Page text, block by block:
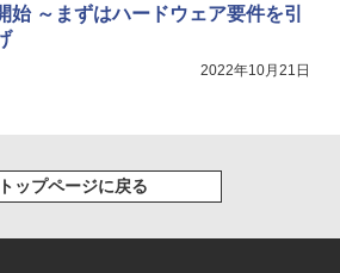
始 ～まずはハードウェア要件を引
2022年10月21日
トップページに戻る